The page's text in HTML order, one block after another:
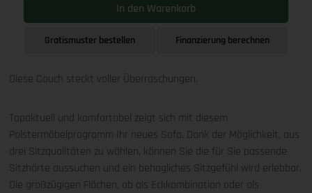
In den Warenkorb
Gratismuster bestellen Finanzierung berechnen
Diese Couch steckt voller Überraschungen.
Topaktuell und komfortabel zeigt sich mit diesem
Polstermöbelprogramm Ihr neues Sofa. Dank der Möglichkeit, aus
drei Sitzqualitäten zu wählen, können Sie die für Sie passende
Sitzhärte aussuchen und ein behagliches Sitzgefühl wird erlebbar.
Die großzügigen Flächen, ob als Eckkombination oder als